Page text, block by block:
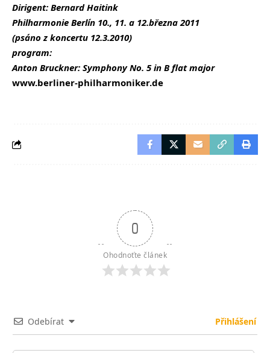
Dirigent: Bernard Haitink
Philharmonie Berlín 10., 11. a 12.března 2011
(psáno z koncertu 12.3.2010)
program:
Anton Bruckner: Symphony No. 5 in B flat major
www.berliner-philharmoniker.de
0
Ohodnoťte článek
Odebírat Přihlášení